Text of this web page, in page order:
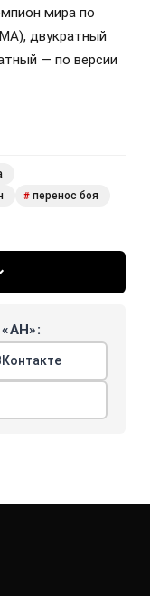
мира по
двукратный
— по версии
# перенос боя